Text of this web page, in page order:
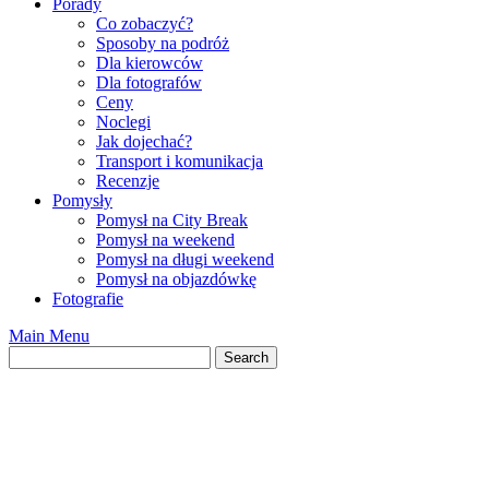
Co zobaczyć?
Sposoby na podróż
Dla kierowców
Dla fotografów
Ceny
Noclegi
Jak dojechać?
Transport i komunikacja
Recenzje
Pomysły
Pomysł na City Break
Pomysł na weekend
Pomysł na długi weekend
Pomysł na objazdówkę
Fotografie
Main Menu